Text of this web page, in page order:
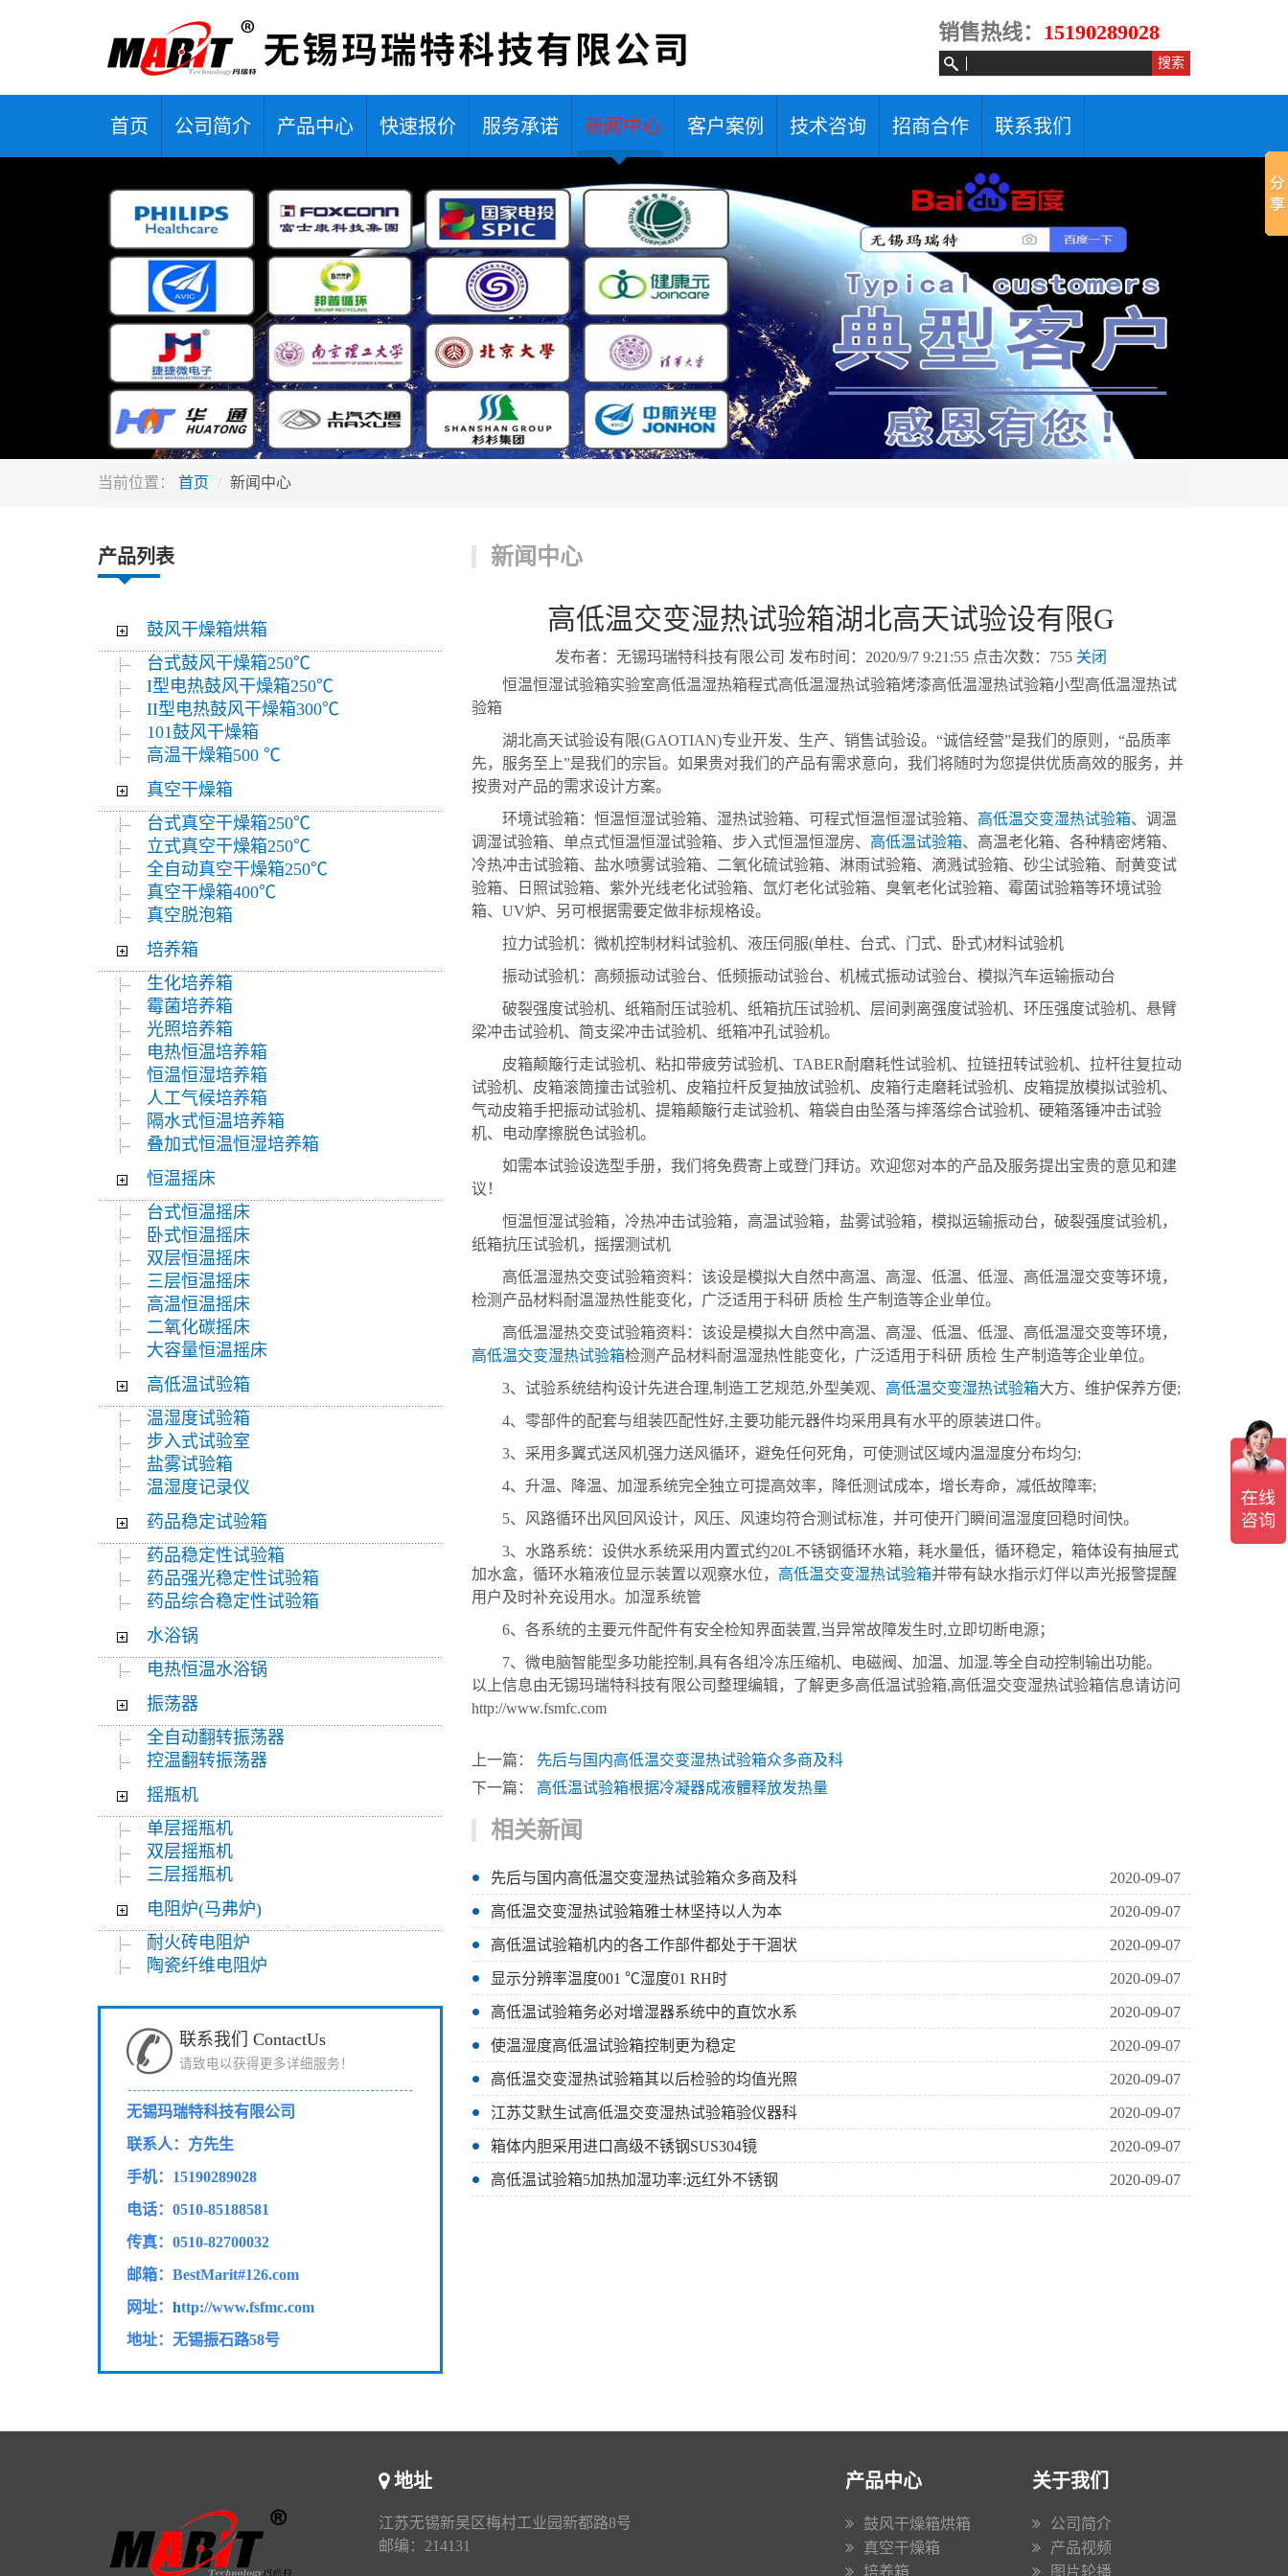
销售热线： 15190289028
首页 公司简介 产品中心 快速报价 服务承诺 新闻中心 客户案例 技术咨询 招商合作 联系我们
当前位置： 首页 新闻中心
产品列表
鼓风干燥箱烘箱
台式鼓风干燥箱250℃
I型电热鼓风干燥箱250℃
II型电热鼓风干燥箱300℃
101鼓风干燥箱
高温干燥箱500 ℃
真空干燥箱
台式真空干燥箱250℃
立式真空干燥箱250℃
全自动真空干燥箱250℃
真空干燥箱400℃
真空脱泡箱
培养箱
生化培养箱
霉菌培养箱
光照培养箱
电热恒温培养箱
恒温恒湿培养箱
人工气候培养箱
隔水式恒温培养箱
叠加式恒温恒湿培养箱
恒温摇床
台式恒温摇床
卧式恒温摇床
双层恒温摇床
三层恒温摇床
高温恒温摇床
二氧化碳摇床
大容量恒温摇床
高低温试验箱
温湿度试验箱
步入式试验室
盐雾试验箱
温湿度记录仪
药品稳定试验箱
药品稳定性试验箱
药品强光稳定性试验箱
药品综合稳定性试验箱
水浴锅
电热恒温水浴锅
振荡器
全自动翻转振荡器
控温翻转振荡器
摇瓶机
单层摇瓶机
双层摇瓶机
三层摇瓶机
电阻炉(马弗炉)
耐火砖电阻炉
陶瓷纤维电阻炉
联系我们 ContactUs
请致电以获得更多详细服务！
无锡玛瑞特科技有限公司
联系人：方先生
手机：15190289028
电话：0510-85188581
传真： 0510-82700032
邮箱：BestMarit#126.com
网址： http://www.fsfmc.com
地址：无锡振石路58号
新闻中心
高低温交变湿热试验箱湖北高天试验设有限G
发布者：无锡玛瑞特科技有限公司 发布时间：2020/9/7 9:21:55 点击次数：755 关闭
恒温恒湿试验箱实验室高低温湿热箱程式高低温湿热试验箱烤漆高低温湿热试验箱小型高低温湿热试
验箱
湖北高天试验设有限(GAOTIAN)专业开发、生产、销售试验设。“诚信经营”是我们的原则，“品质率
先，服务至上”是我们的宗旨。如果贵对我们的产品有需求意向，我们将随时为您提供优质高效的服务，并
按贵对产品的需求设计方案。
环境试验箱：恒温恒湿试验箱、湿热试验箱、可程式恒温恒湿试验箱、 高低温交变湿热试验箱、调温
调湿试验箱、单点式恒温恒湿试验箱、步入式恒温恒湿房、 高低温试验箱、高温老化箱、各种精密烤箱、
冷热冲击试验箱、盐水喷雾试验箱、二氧化硫试验箱、淋雨试验箱、滴溅试验箱、砂尘试验箱、耐黄变试
验箱、日照试验箱、紫外光线老化试验箱、氙灯老化试验箱、臭氧老化试验箱、霉菌试验箱等环境试验
箱、UV炉、另可根据需要定做非标规格设。
拉力试验机：微机控制材料试验机、液压伺服(单柱、台式、门式、卧式)材料试验机
振动试验机：高频振动试验台、低频振动试验台、机械式振动试验台、模拟汽车运输振动台
破裂强度试验机、纸箱耐压试验机、纸箱抗压试验机、层间剥离强度试验机、环压强度试验机、悬臂
梁冲击试验机、简支梁冲击试验机、纸箱冲孔试验机。
皮箱颠簸行走试验机、粘扣带疲劳试验机、TABER耐磨耗性试验机、拉链扭转试验机、拉杆往复拉动
试验机、皮箱滚筒撞击试验机、皮箱拉杆反复抽放试验机、皮箱行走磨耗试验机、皮箱提放模拟试验机、
气动皮箱手把振动试验机、提箱颠簸行走试验机、箱袋自由坠落与摔落综合试验机、硬箱落锤冲击试验
机、电动摩擦脱色试验机。
如需本试验设选型手册，我们将免费寄上或登门拜访。欢迎您对本的产品及服务提出宝贵的意见和建
议！
恒温恒湿试验箱，冷热冲击试验箱，高温试验箱，盐雾试验箱，模拟运输振动台，破裂强度试验机，
纸箱抗压试验机，摇摆测试机
高低温湿热交变试验箱资料：该设是模拟大自然中高温、高湿、低温、低湿、高低温湿交变等环境，
检测产品材料耐温湿热性能变化，广泛适用于科研 质检 生产制造等企业单位。
高低温湿热交变试验箱资料：该设是模拟大自然中高温、高湿、低温、低湿、高低温湿交变等环境，
高低温交变湿热试验箱检测产品材料耐温湿热性能变化，广泛适用于科研 质检 生产制造等企业单位。
3、试验系统结构设计先进合理,制造工艺规范,外型美观、 高低温交变湿热试验箱大方、维护保养方便;
4、零部件的配套与组装匹配性好,主要功能元器件均采用具有水平的原装进口件。
3、采用多翼式送风机强力送风循环，避免任何死角，可使测试区域内温湿度分布均匀;
4、升温、降温、加湿系统完全独立可提高效率，降低测试成本，增长寿命，减低故障率;
5、风路循环出风回风设计，风压、风速均符合测试标准，并可使开门瞬间温湿度回稳时间快。
3、水路系统：设供水系统采用内置式约20L不锈钢循环水箱，耗水量低，循环稳定，箱体设有抽屉式
加水盒，循环水箱液位显示装置以观察水位， 高低温交变湿热试验箱并带有缺水指示灯伴以声光报警提醒
用户及时补充设用水。加湿系统管
6、各系统的主要元件配件有安全检知界面装置,当异常故障发生时,立即切断电源；
7、微电脑智能型多功能控制,具有各组冷冻压缩机、电磁阀、加温、加湿.等全自动控制输出功能。
以上信息由无锡玛瑞特科技有限公司整理编辑，了解更多高低温试验箱,高低温交变湿热试验箱信息请访问
http://www.fsmfc.com
上一篇： 先后与国内高低温交变湿热试验箱众多商及科
下一篇： 高低温试验箱根据冷凝器成液體释放发热量
相关新闻
先后与国内高低温交变湿热试验箱众多商及科 2020-09-07
高低温交变湿热试验箱雅士林坚持以人为本 2020-09-07
高低温试验箱机内的各工作部件都处于干涸状 2020-09-07
显示分辨率温度001 ℃湿度01 RH时 2020-09-07
高低温试验箱务必对增湿器系统中的直饮水系 2020-09-07
使温湿度高低温试验箱控制更为稳定 2020-09-07
高低温交变湿热试验箱其以后检验的均值光照 2020-09-07
江苏艾默生试高低温交变湿热试验箱验仪器科 2020-09-07
箱体内胆采用进口高级不锈钢SUS304镜 2020-09-07
高低温试验箱5加热加湿功率:远红外不锈钢 2020-09-07
地址
江苏无锡新吴区梅村工业园新都路8号
邮编：214131
产品中心
鼓风干燥箱烘箱
真空干燥箱
培养箱
关于我们
公司简介
产品视频
图片轮播